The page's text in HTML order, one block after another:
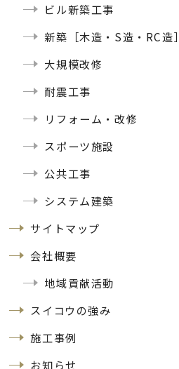
ビル新築工事
新築［木造・S造・RC造］
大規模改修
耐震工事
リフォーム・改修
スポーツ施設
公共工事
システム建築
サイトマップ
会社概要
地域貢献活動
スイコウの強み
施工事例
お知らせ